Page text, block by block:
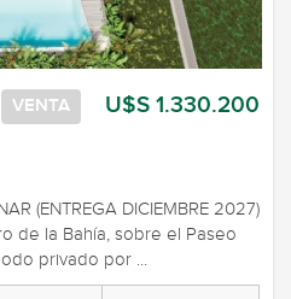
U$S 1.330.200
VENTA
(ENTREGA DICIEMBRE 2027)
de la Bahía, sobre el Paseo
privado por ...